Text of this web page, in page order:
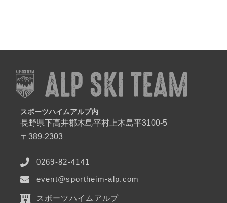
スポーツハイムアルプ内
長野県下高井郡木島平村上木島平3100-5
〒389-2303
0269-82-4141
event@sportheim-alp.com
スポーツハイムアルプ